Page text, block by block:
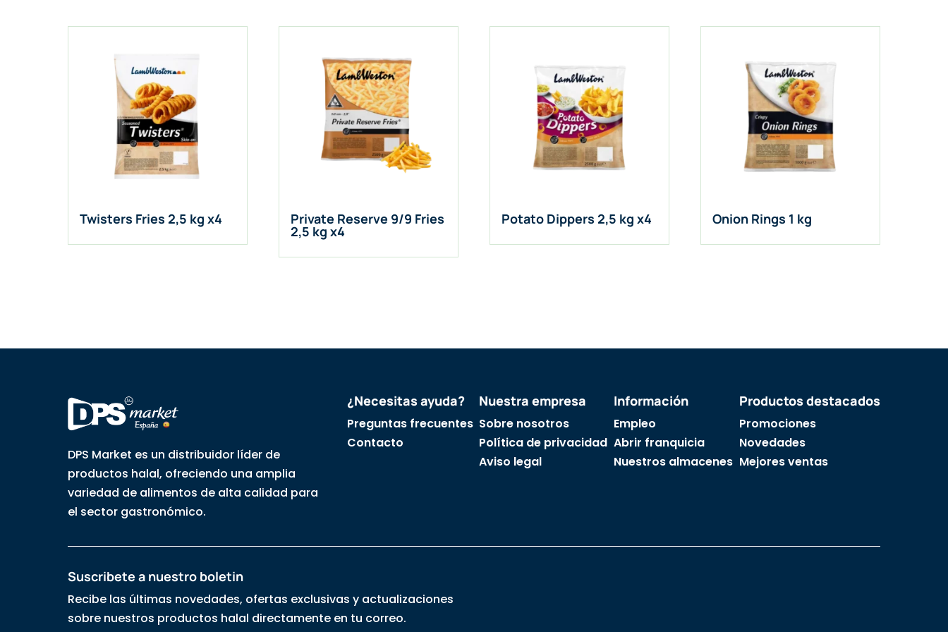
Twisters Fries 2,5 kg x4 Private Reserve 9/9 Fries
2,5 kg x4
Potato Dippers 2,5 kg x4 Onion Rings 1 kg
DPS Market es un distribuidor líder de
productos halal, ofreciendo una amplia
variedad de alimentos de alta calidad para
el sector gastronómico.
¿Necesitas ayuda?
Preguntas frecuentes
Contacto
Nuestra empresa
Sobre nosotros
Política de privacidad
Aviso legal
Información
Empleo
Abrir franquicia
Nuestros almacenes
Productos destacados
Promociones
Novedades
Mejores ventas
Suscribete a nuestro boletin
Recibe las últimas novedades, ofertas exclusivas y actualizaciones
sobre nuestros productos halal directamente en tu correo.